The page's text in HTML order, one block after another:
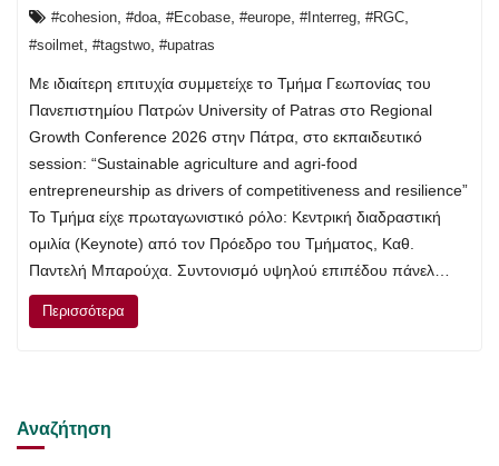
#cohesion #doa #Ecobase #europe #Interreg #RGC
#soilmet #tagstwo #upatras
Με ιδιαίτερη επιτυχία συμμετείχε το Τμήμα Γεωπονίας του
Πανεπιστημίου Πατρών University of Patras στο Regional
Growth Conference 2026 στην Πάτρα, στο εκπαιδευτικό
session: “Sustainable agriculture and agri-food
entrepreneurship as drivers of competitiveness and resilience”
Το Τμήμα είχε πρωταγωνιστικό ρόλο: Κεντρική διαδραστική
ομιλία (Keynote) από τον Πρόεδρο του Τμήματος, Καθ.
Παντελή Μπαρούχα. Συντονισμό υψηλού επιπέδου πάνελ…
Περισσότερα
Αναζήτηση